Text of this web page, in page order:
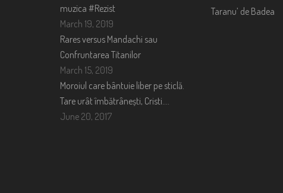
muzica #Rezist
March 19, 2019
Rares versus Mandachi sau
Confruntarea Titanilor
March 15, 2019
Moroiul care bântuie liber pe sticlă.
Tare urât îmbătrânești, Cristi….
June 20, 2017
Taranu’ de Badea